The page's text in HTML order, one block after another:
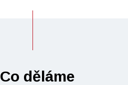
Co děláme